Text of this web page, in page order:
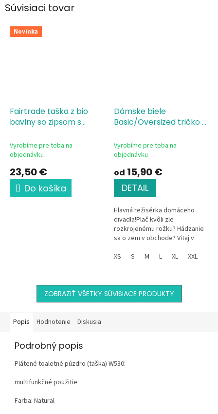
Súvisiaci tovar
Novinka
Fairtrade taška z bio
bavlny so zipsom s
Drama
Vyrobíme pre teba na
objednávku
23,50 €
Do košíka
Dámske biele
Basic/Oversized tričko s
DRAMA
Vyrobíme pre teba na
objednávku
od 15,90 €
DETAIL
Hlavná režisérka domáceho
divadla!Plač kvôli zle
rozkrojenému rožku? Hádzanie
sa o zem v obchode? Vitaj v
nekompromisným nápisom
XS S M L XL XXL
ZOBRAZIŤ VŠETKY SÚVISIACE PRODUKTY
Popis Hodnotenie Diskusia
Podrobný popis
Plátené toaletné púzdro (taška) W530:
multifunkčné použitie
Farba: Natural